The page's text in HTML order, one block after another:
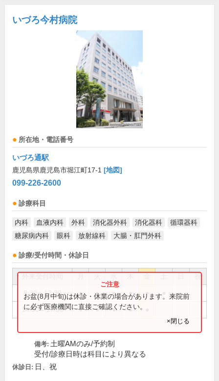
いづろ今村病院
所在地・電話番号
いづろ通駅
鹿児島県鹿児島市堀江町17-1 [地図]
099-226-2600
診療科目
内科 血液内科 外科 消化器外科 消化器科
循環器科
糖尿病内科
眼科 放射線科 大腸・肛門外科
診療/受付時間・休診日
祝
8:30～12:30 ● ● ● ● ●
14:00～17:30 ● ● ● ●
お盆(8月中旬)は休診・休業の場合があります。来院前
に必ず医療機関に直接ご確認ください。
×閉じる
備考: 土曜AMのみ/予約制
受付/診療日時は科目により異なる
休診日: 日、祝